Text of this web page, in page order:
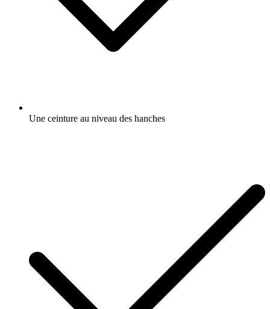
Une ceinture au niveau des hanches